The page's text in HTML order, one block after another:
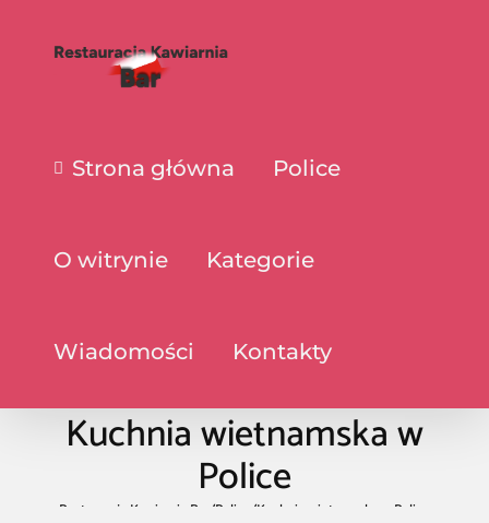
Strona główna Police
O witrynie Kategorie
Wiadomości Kontakty
Kuchnia wietnamska w
Police
Restauracja Kawiarnia Bar /Police /Kuchnia wietnamska w Police